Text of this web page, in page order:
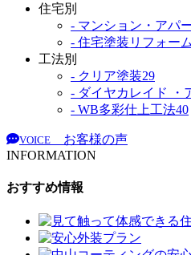
住宅別
- マンション・アパ
- 住宅塗装リフォーム
工法別
- クリア塗装29
- ダイヤカレイド ・
- WB多彩仕上工法40
VOICE
お客様の声
INFORMATION
おすすめ情報